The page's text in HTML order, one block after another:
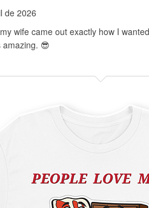
de 2026
wife came out exactly how I
amazing. 😎